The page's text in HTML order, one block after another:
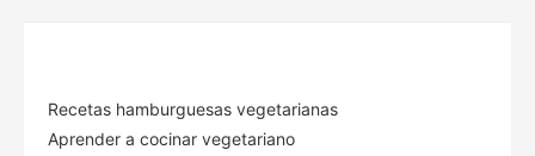
Recetas hamburguesas vegetarianas
Aprender a cocinar vegetariano